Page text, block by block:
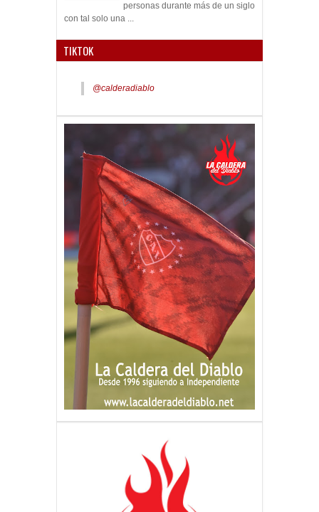
personas durante más de un siglo
con tal solo una ...
TIKTOK
@calderadiablo